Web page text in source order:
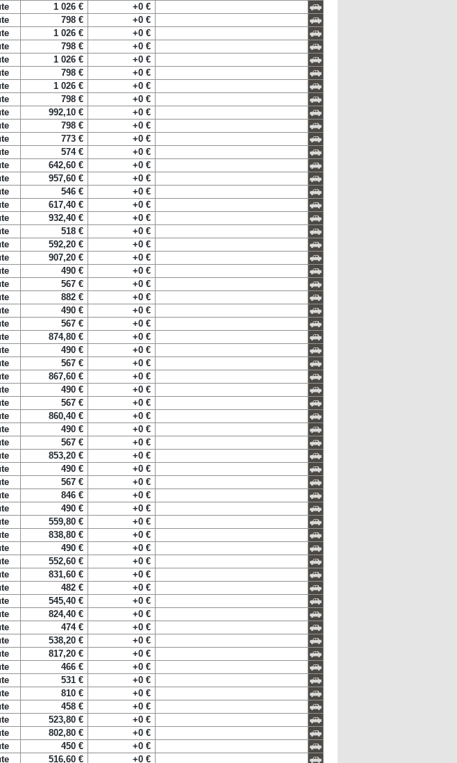
1 026 €
+0 €
798 €
+0 €
1 026 €
+0 €
798 €
+0 €
1 026 €
+0 €
798 €
+0 €
1 026 €
+0 €
798 €
+0 €
992,10 €
+0 €
798 €
+0 €
773 €
+0 €
574 €
+0 €
642,60 €
+0 €
957,60 €
+0 €
546 €
+0 €
617,40 €
+0 €
932,40 €
+0 €
518 €
+0 €
592,20 €
+0 €
907,20 €
+0 €
490 €
+0 €
567 €
+0 €
882 €
+0 €
490 €
+0 €
567 €
+0 €
874,80 €
+0 €
490 €
+0 €
567 €
+0 €
867,60 €
+0 €
490 €
+0 €
567 €
+0 €
860,40 €
+0 €
490 €
+0 €
567 €
+0 €
853,20 €
+0 €
490 €
+0 €
567 €
+0 €
846 €
+0 €
490 €
+0 €
559,80 €
+0 €
838,80 €
+0 €
490 €
+0 €
552,60 €
+0 €
831,60 €
+0 €
482 €
+0 €
545,40 €
+0 €
824,40 €
+0 €
474 €
+0 €
538,20 €
+0 €
817,20 €
+0 €
466 €
+0 €
531 €
+0 €
810 €
+0 €
458 €
+0 €
523,80 €
+0 €
802,80 €
+0 €
450 €
+0 €
516,60 € +0 €